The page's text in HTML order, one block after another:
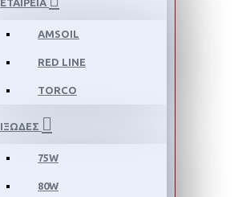
ΕΤΑΙΡΕΙΑ
AMSOIL
RED LINE
TORCO
ΙΞΩΔΕΣ
75W
80W